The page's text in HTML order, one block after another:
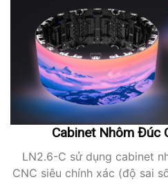
Cabinet Nhôm Đúc
LN2.6-C sử dụng cabinet
CNC siêu chính xác (độ sai